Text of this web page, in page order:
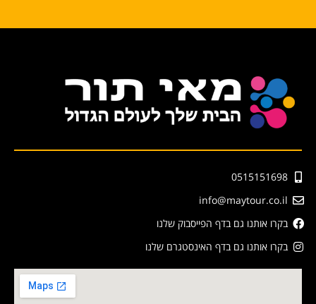
0515151698
info@maytour.co.il
בקרו אותנו גם בדף הפייסבוק שלנו
בקרו אותנו גם בדף האינסטגרם שלנו